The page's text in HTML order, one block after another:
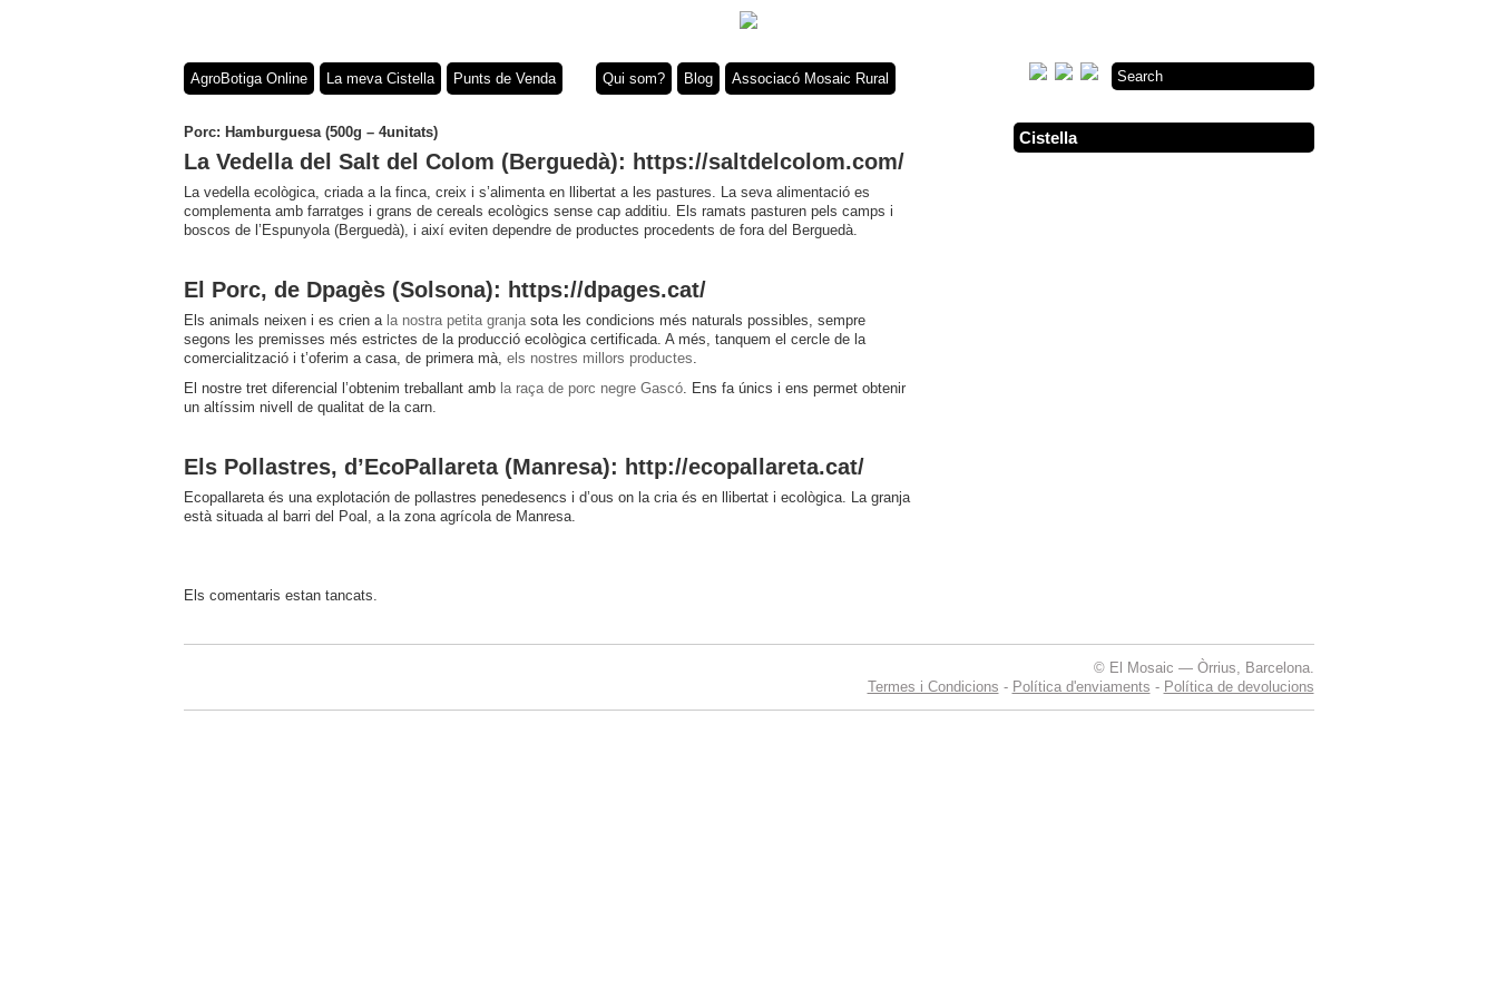
AgroBotiga Online La meva Cistella Punts de Venda Qui som? Blog Associacó Mosaic Rural
Porc: Hamburguesa (500g – 4unitats)
La Vedella del Salt del Colom (Berguedà): https://saltdelcolom.com/
La vedella ecològica, criada a la finca, creix i s’alimenta en llibertat a les pastures. La seva alimentació es
complementa amb farratges i grans de cereals ecològics sense cap additiu. Els ramats pasturen pels camps i
boscos de l’Espunyola (Berguedà), i així eviten dependre de productes procedents de fora del Berguedà.
El Porc, de Dpagès (Solsona): https://dpages.cat/
Els animals neixen i es crien ala nostra petita granjasota les condicions més naturals possibles, sempre
segons les premisses més estrictes de la producció ecològica certificada. A més, tanquem el cercle de la
comercialització i t’oferim a casa, de primera mà, els nostres millors productes.
El nostre tret diferencial l’obtenim treballant amb la raça de porc negre Gascó. Ens fa únics i ens permet obtenir
un altíssim nivell de qualitat de la carn.
Els Pollastres, d’EcoPallareta (Manresa): http://ecopallareta.cat/
Ecopallareta és una explotación de pollastres penedesencs i d’ous on la cria és en llibertat i ecològica. La granja
està situada al barri del Poal, a la zona agrícola de Manresa.
Els comentaris estan tancats.
Cistella
© El Mosaic — Òrrius, Barcelona.
Termes i Condicions - Política d'enviaments - Política de devolucions